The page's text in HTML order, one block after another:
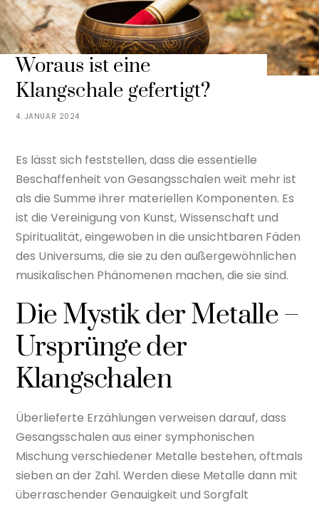
4. JANUAR 2024
Woraus ist eine
Klangschale gefertigt?
Es lässt sich feststellen, dass die essentielle
Beschaffenheit von Gesangsschalen weit mehr ist
als die Summe ihrer materiellen Komponenten. Es
ist die Vereinigung von Kunst, Wissenschaft und
Spiritualität, eingewoben in die unsichtbaren Fäden
des Universums, die sie zu den außergewöhnlichen
musikalischen Phänomenen machen, die sie sind.
Die Mystik der Metalle –
Ursprünge der
Klangschalen
Überlieferte Erzählungen verweisen darauf, dass
Gesangsschalen aus einer symphonischen
Mischung verschiedener Metalle bestehen, oftmals
sieben an der Zahl. Werden diese Metalle dann mit
überraschender Genauigkeit und Sorgfalt